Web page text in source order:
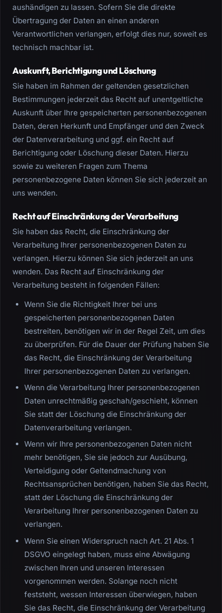
aushändigen zu lassen. Sofern Sie die direkte
Übertragung der Daten an einen anderen
Verantwortlichen verlangen, erfolgt dies nur, soweit es
technisch machbar ist.
Auskunft, Berichtigung und Löschung
Sie haben im Rahmen der geltenden gesetzlichen
Bestimmungen jederzeit das Recht auf unentgeltliche
Auskunft über Ihre gespeicherten personenbezogenen
Daten, deren Herkunft und Empfänger und den Zweck
der Datenverarbeitung und ggf. ein Recht auf
Berichtigung oder Löschung dieser Daten. Hierzu
sowie zu weiteren Fragen zum Thema
personenbezogene Daten können Sie sich jederzeit an
uns wenden.
Recht auf Einschränkung der Verarbeitung
Sie haben das Recht, die Einschränkung der
Verarbeitung Ihrer personenbezogenen Daten zu
verlangen. Hierzu können Sie sich jederzeit an uns
wenden. Das Recht auf Einschränkung der
Verarbeitung besteht in folgenden Fällen:
Wenn Sie die Richtigkeit Ihrer bei uns
gespeicherten personenbezogenen Daten
bestreiten, benötigen wir in der Regel Zeit, um dies
zu überprüfen. Für die Dauer der Prüfung haben Sie
das Recht, die Einschränkung der Verarbeitung
Ihrer personenbezogenen Daten zu verlangen.
Wenn die Verarbeitung Ihrer personenbezogenen
Daten unrechtmäßig geschah/geschieht, können
Sie statt der Löschung die Einschränkung der
Datenverarbeitung verlangen.
Wenn wir Ihre personenbezogenen Daten nicht
mehr benötigen, Sie sie jedoch zur Ausübung,
Verteidigung oder Geltendmachung von
Rechtsansprüchen benötigen, haben Sie das Recht,
statt der Löschung die Einschränkung der
Verarbeitung Ihrer personenbezogenen Daten zu
verlangen.
Wenn Sie einen Widerspruch nach Art. 21 Abs. 1
DSGVO eingelegt haben, muss eine Abwägung
zwischen Ihren und unseren Interessen
vorgenommen werden. Solange noch nicht
feststeht, wessen Interessen überwiegen, haben
Sie das Recht, die Einschränkung der Verarbeitung